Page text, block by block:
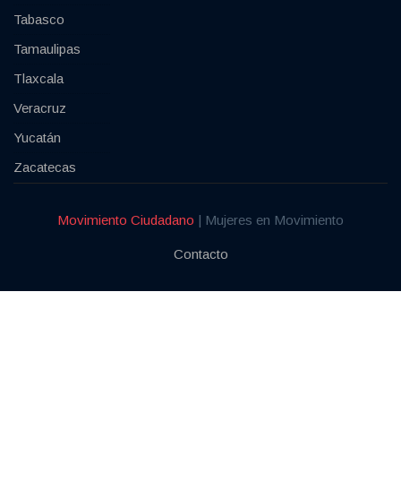
Tabasco
Tamaulipas
Tlaxcala
Veracruz
Yucatán
Zacatecas
Movimiento Ciudadano | Mujeres en Movimiento
Contacto